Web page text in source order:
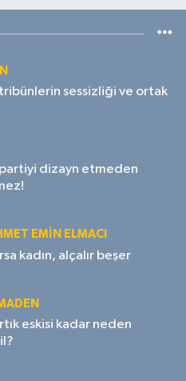
tribünlerin sessizliği ve ortak
partiyi dizayn etmeden
EMIN ELMACI
kadın, alçalır beşer
eskisi kadar neden